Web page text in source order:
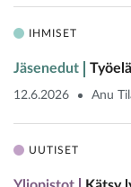
IHMISET
Jäsenedut
12.6.2026 Anu
UUTISET